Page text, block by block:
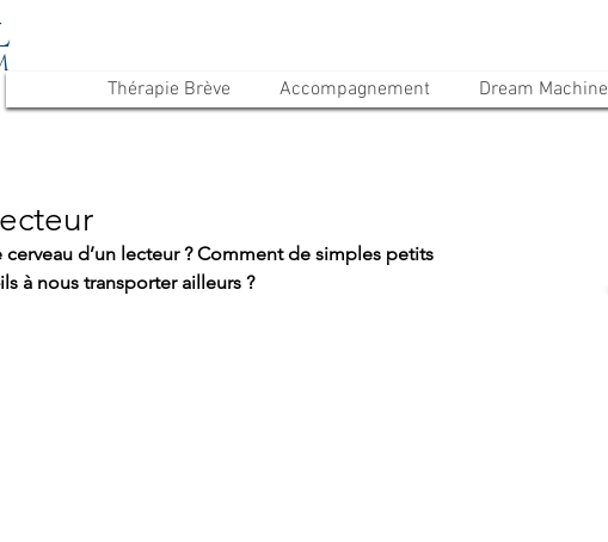
Thérapie Brève Accompagnement Dream Machine
d’un lecteur ? Comment de simples petits
à nous transporter ailleurs ?